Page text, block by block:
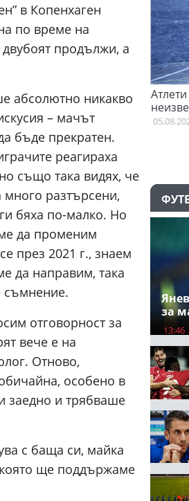
в Копенхаген
по време на
продължи, а
абсолютно никакво
– мачът
бъде прекратен.
реагираха
също така видях, че
много разтърсени,
бяха по-малко. Но
да променим
през 2021 г., знаем
да направим, така
отговорност за
вече е на
Отново,
особено в
заедно и трябваше
с баща си, майка
ще поддържаме
Атлети от Пакистан и
неизвестност след Игрите
Британската общност
05.08.2026
за
13:46